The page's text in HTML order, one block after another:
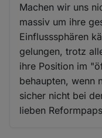
Machen wir uns
massiv um ihre
Einflusssphären
gelungen, trotz
ihre Position im
behaupten, wenn
sicher nicht bei
lieben